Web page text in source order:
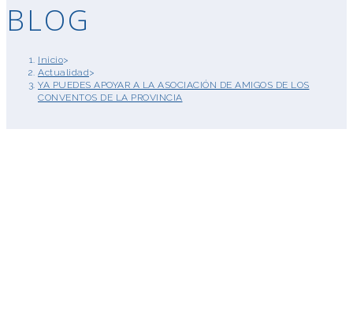
BLOG
Inicio>
Actualidad>
YA PUEDES APOYAR A LA ASOCIACIÓN DE AMIGOS DE LOS
CONVENTOS DE LA PROVINCIA